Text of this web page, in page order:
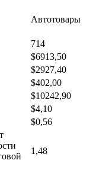
Автотовары
714
$6913,50
$2927,40
$402,00
$10242,90
$4,10
$0,56
1,48